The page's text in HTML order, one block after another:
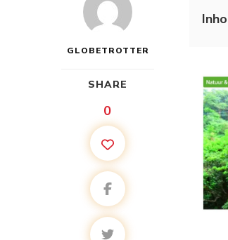
GLOBETROTTER
SHARE
0